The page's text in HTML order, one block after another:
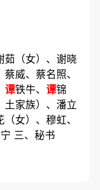
茹（女）、谢晓
威、蔡名照、
谭铁牛、 谭锦
土家族）、潘立
女）、穆虹、
三、秘书